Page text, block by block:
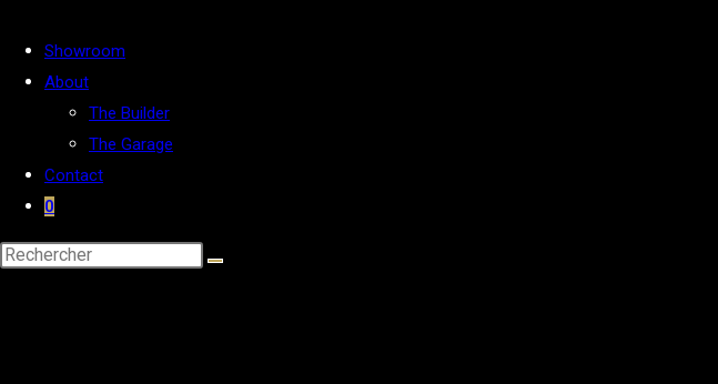
Showroom
About
The Builder
The Garage
Contact
0